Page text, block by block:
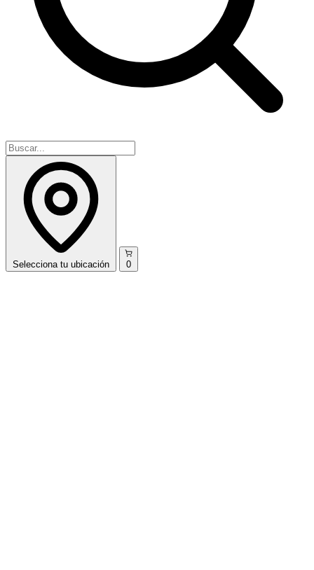
Selecciona tu ubicación 0